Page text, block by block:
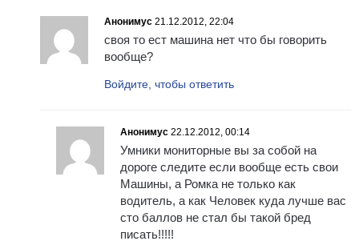
Анонимус 21.12.2012, 22:04
своя то ест машина нет что бы говорить
вообще?
Войдите, чтобы ответить
Анонимус 22.12.2012, 00:14
Умники мониторные вы за собой на
дороге следите если вообще есть свои
Машины, а Ромка не только как
водитель, а как Человек куда лучше вас
сто баллов не стал бы такой бред
писать!!!!!